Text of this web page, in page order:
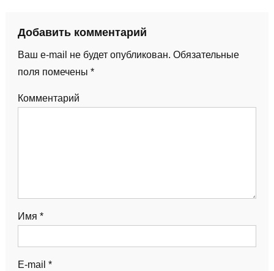
Добавить комментарий
Ваш e-mail не будет опубликован. Обязательные
поля помечены *
Комментарий
Имя *
E-mail *